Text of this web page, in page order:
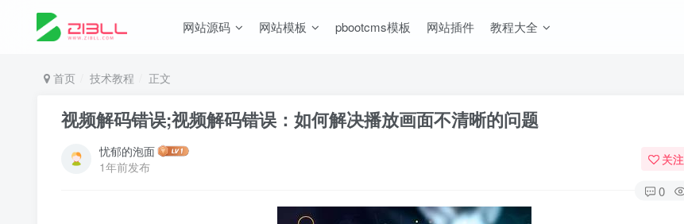
网站源码 网站模板 pbootcms模板 网站插件 教程大全
首页 技术教程 正文
视频解码错误;视频解码错误：如何解决播放画面不清晰的问题
忧郁的泡面
1年前发布
关注
0